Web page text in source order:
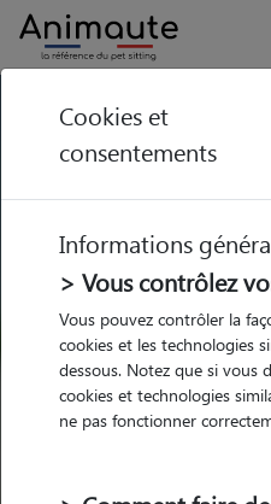
GARDE ANIMAUX en Jura :
domicile,
Trouvez une
en Jura
Parmi nos 85 pet-
Garde
chez le Pet Sitter
Garde
chez le Pet Sitter
Cookies et
consentements
Informations
> Vous contrôlez
Vous pouvez contrôler la
cookies et les technologies
dessous. Notez que si vous
cookies et technologies
ne pas fonctionner